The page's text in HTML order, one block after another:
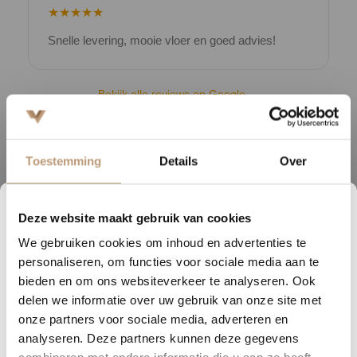
2
DAGEN
07
UREN
06
MINUTEN
06
SECONDEN
Nu tijdelijk 10% korting op
jouw vloer
Vraag snel een offerte aan en bespaar direct.
Toestemming Details Over
Deze website maakt gebruik van cookies
We gebruiken cookies om inhoud en advertenties te
personaliseren, om functies voor sociale media aan te
bieden en om ons websiteverkeer te analyseren. Ook
delen we informatie over uw gebruik van onze site met
onze partners voor sociale media, adverteren en
analyseren. Deze partners kunnen deze gegevens
★★★★★
Snelle levering, mooie vloer en goed advies!
Bekijk alle reviews op Google →
Beschrijving
van stijl, duurzaamheid en veelzijdigheid. Deze hoogwaardige PVC-
vloer is beschikbaar in zowel visgraatpatroon als rechte planken,
waardoor je flexibiliteit hebt in het ontwerp van je interieur. Met zijn
natuurlijke houtlook en extra matte afwerking is de Monastro bijna
niet van echt hout te onderscheiden.
Of je nu kiest voor het elegante visgraatpatroon, dat een tijdloze